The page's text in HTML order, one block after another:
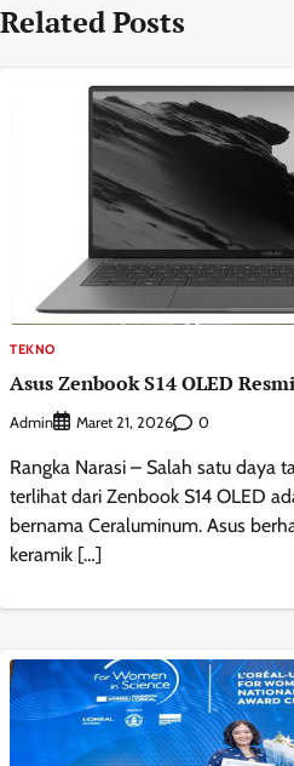
Related Posts
TEKNO
Asus Zenbook S14 OLED
Admin Maret 21, 2026 0
Rangka Narasi – Salah satu daya
terlihat dari Zenbook S14 OLED
bernama Ceraluminum. Asus
keramik […]